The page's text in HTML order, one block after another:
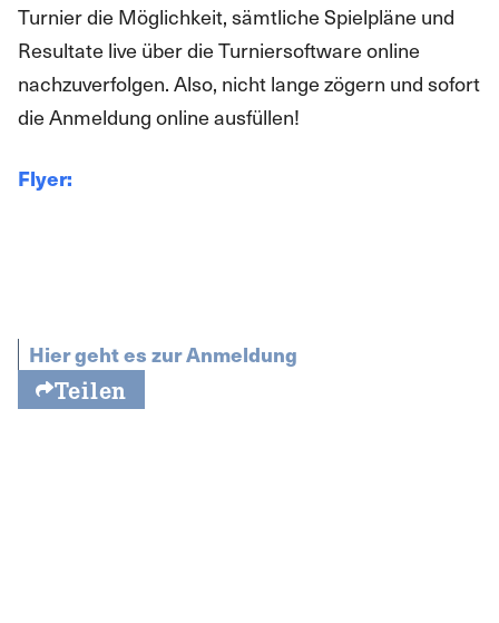
Turnier die Möglichkeit, sämtliche Spielpläne und
Resultate live über die Turniersoftware online
nachzuverfolgen. Also, nicht lange zögern und sofort
die Anmeldung online ausfüllen!
Flyer:
Hier geht es zur Anmeldung
Teilen